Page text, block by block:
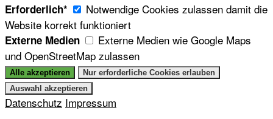
Erforderlich*
Notwendige Cookies zulassen damit die
Website korrekt funktioniert
Externe Medien
Externe Medien wie Google Maps
und OpenStreetMap zulassen
Datenschutz Impressum